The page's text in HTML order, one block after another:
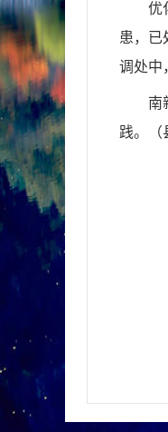
优
患，已
调处中
南
践。（